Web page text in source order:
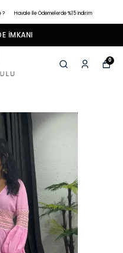
? Havale İle Ödemelerde %15 İndirim
İMKANI
0